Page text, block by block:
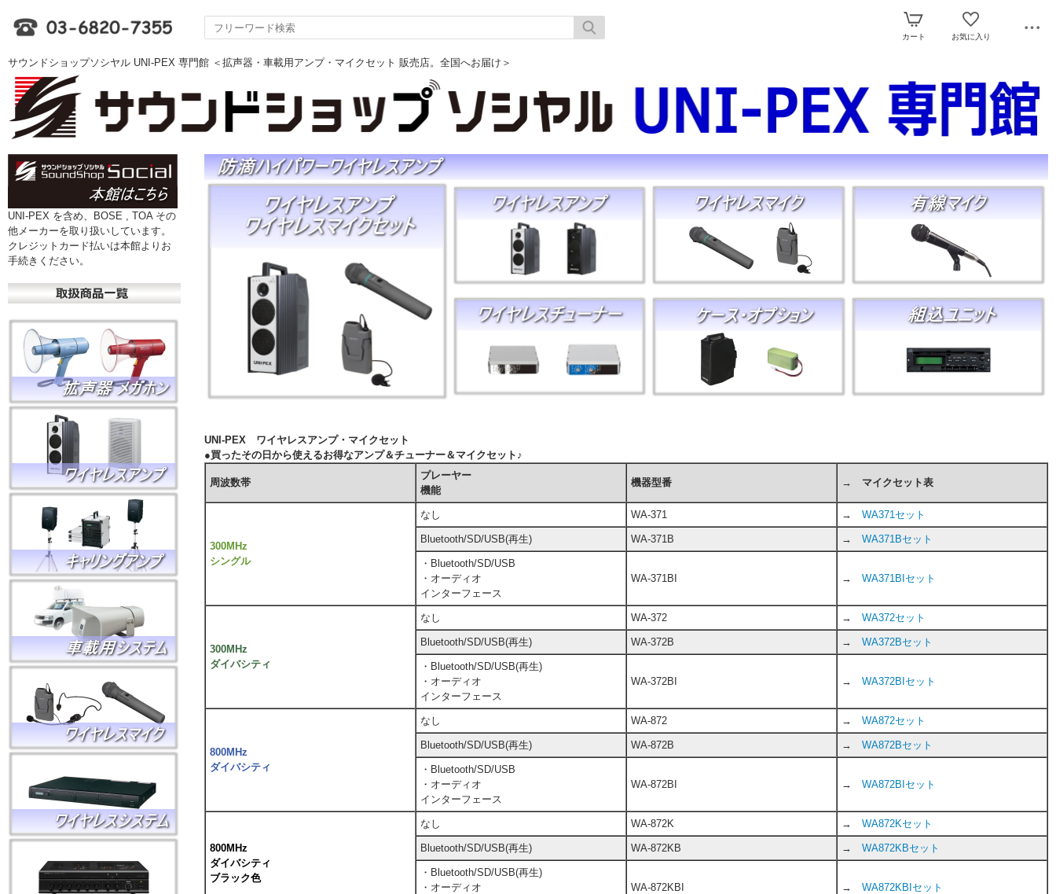
カート お気に入り
サウンドショップソシヤル UNI-PEX 専門館 ＜拡声器・車載用アンプ・マイクセット 販売店。全国へお届け＞
UNI-PEX を含め、BOSE , TOA その
他メーカーを取り扱いしています。
クレジットカード払いは本館よりお
手続きください。
UNI-PEX ワイヤレスアンプ・マイクセット
●買ったその日から使えるお得なアンプ＆チューナー＆マイクセット♪
周波数帯
プレーヤー
機能
機器型番 → マイクセット表
300MHz
シングル
なし WA-371 → WA371セット
Bluetooth/SD/USB(再生) WA-371B → WA371Bセット
・Bluetooth/SD/USB
・オーディオ
インターフェース
WA-371BI → WA371BIセット
300MHz
ダイバシティ
なし WA-372 → WA372セット
Bluetooth/SD/USB(再生) WA-372B → WA372Bセット
・Bluetooth/SD/USB(再生)
・オーディオ
インターフェース
WA-372BI → WA372BIセット
800MHz
ダイバシティ
なし WA-872 → WA872セット
Bluetooth/SD/USB(再生) WA-872B → WA872Bセット
・Bluetooth/SD/USB
・オーディオ
インターフェース
WA-872BI → WA872BIセット
800MHz
ダイバシティ
ブラック色
なし WA-872K → WA872Kセット
Bluetooth/SD/USB(再生) WA-872KB → WA872KBセット
・Bluetooth/SD/USB(再生)
・オーディオ
WA-872KBI → WA872KBIセット